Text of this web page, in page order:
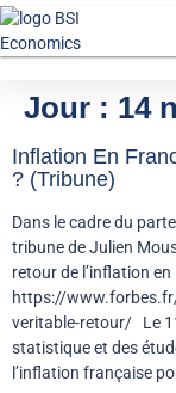
Jour : 14
Inflation En
? (Tribune)
Dans le cadre du
tribune de Julien
retour de l’inflation en
https://
veritable-retour/ Le
statistique et des
l’inflation française